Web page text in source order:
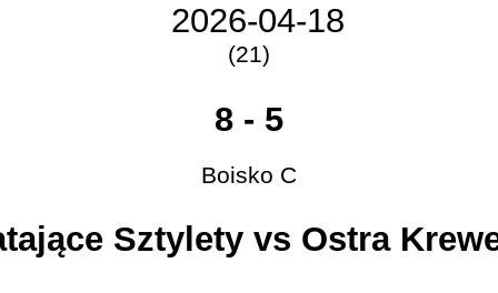
2026-04-18
(21)
8 - 5
Boisko C
Sztylety vs Ostra